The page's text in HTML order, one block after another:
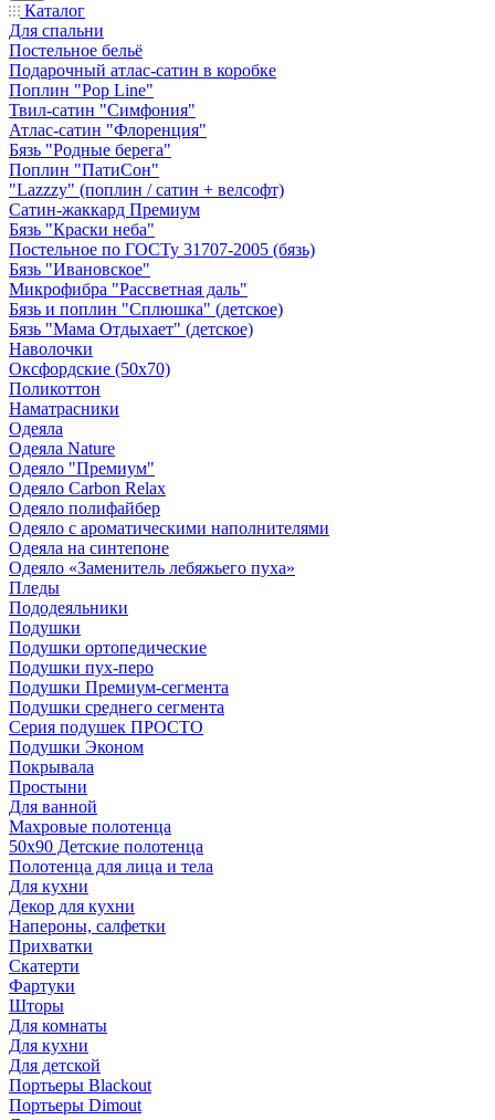
Каталог
Для спальни
Постельное бельё
Подарочный атлас-сатин в коробке
Поплин "Pop Line"
Твил-сатин "Симфония"
Атлас-сатин "Флоренция"
Бязь "Родные берега"
Поплин "ПатиСон"
"Lazzzy" (поплин / сатин + велсофт)
Сатин-жаккард Премиум
Бязь "Краски неба"
Постельное по ГОСТу 31707-2005 (бязь)
Бязь "Ивановское"
Микрофибра "Рассветная даль"
Бязь и поплин "Сплюшка" (детское)
Бязь "Мама Отдыхает" (детское)
Наволочки
Оксфордские (50х70)
Поликоттон
Наматрасники
Одеяла
Одеяла Nature
Одеяло "Премиум"
Одеяло Carbon Relax
Одеяло полифайбер
Одеяло с ароматическими наполнителями
Одеяла на синтепоне
Одеяло «Заменитель лебяжьего пуха»
Пледы
Пододеяльники
Подушки
Подушки ортопедические
Подушки пух-перо
Подушки Премиум-сегмента
Подушки среднего сегмента
Серия подушек ПРОСТО
Подушки Эконом
Покрывала
Простыни
Для ванной
Махровые полотенца
50х90 Детские полотенца
Полотенца для лица и тела
Для кухни
Декор для кухни
Напероны, салфетки
Прихватки
Скатерти
Фартуки
Шторы
Для комнаты
Для кухни
Для детской
Портьеры Blackout
Портьеры Dimout